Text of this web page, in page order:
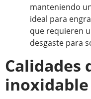
manteniendo
ideal para
que requieren
desgaste para
Calidades
inoxidable